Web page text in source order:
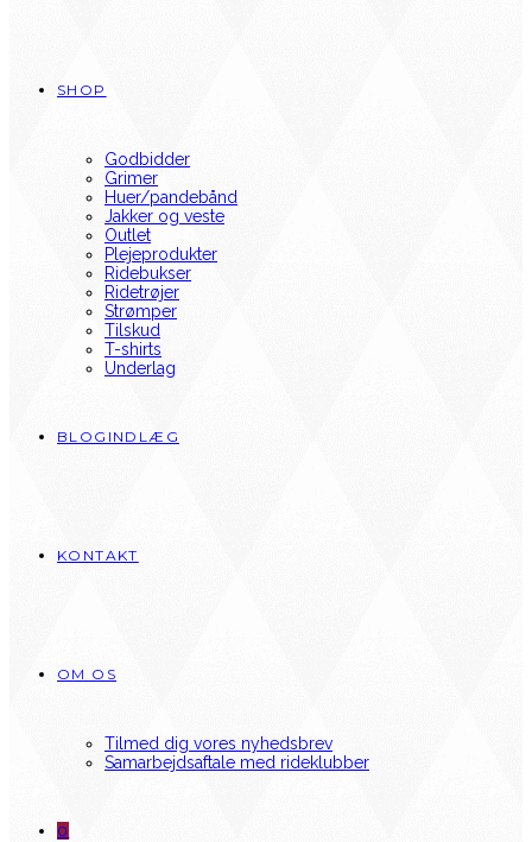
SHOP
Godbidder
Grimer
Huer/pandebånd
Jakker og veste
Outlet
Plejeprodukter
Ridebukser
Ridetrøjer
Strømper
Tilskud
T-shirts
Underlag
BLOGINDLÆG
KONTAKT
OM OS
Tilmed dig vores nyhedsbrev
Samarbejdsaftale med rideklubber
0